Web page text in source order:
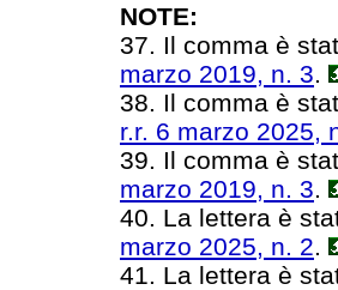
NOTE:
37. Il comma è
marzo 2019, n. 3.
38. Il comma è
r.r. 6 marzo 2025,
39. Il comma è
marzo 2019, n. 3.
40. La lettera è
marzo 2025, n. 2.
41. La lettera è